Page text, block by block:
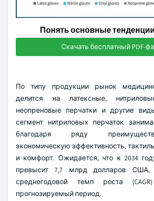
Понять основные
Скачать бесплатный PDF-
По типу продукции рынок
делится на латексные,
неопреновые перчатки и другие
сегмент нитриловых перчаток
благодаря ряду
экономическую эффективность,
и комфорт. Ожидается, что к 2034
превысит 7,7 млрд долларов США,
среднегодовой темп роста
прогнозируемый период.